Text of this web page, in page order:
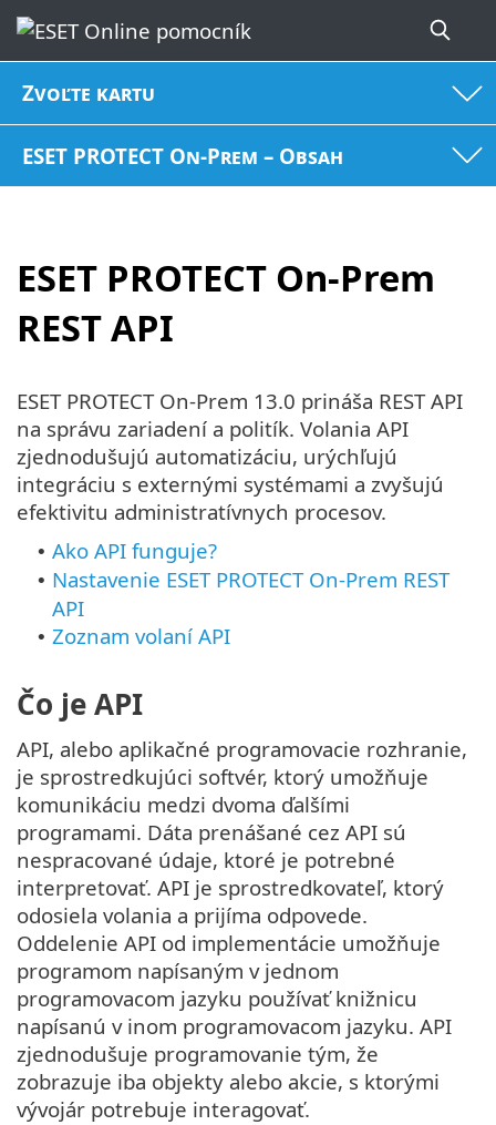
Zvoľte kartu
ESET PROTECT On-Prem – Obsah
ESET PROTECT On-Prem
REST API
ESET PROTECT On-Prem 13.0 prináša REST API
na správu zariadení a politík. Volania API
zjednodušujú automatizáciu, urýchľujú
integráciu s externými systémami a zvyšujú
efektivitu administratívnych procesov.
• Ako API funguje?
• Nastavenie ESET PROTECT On-Prem REST
API
• Zoznam volaní API
Čo je API
API, alebo aplikačné programovacie rozhranie,
je sprostredkujúci softvér, ktorý umožňuje
komunikáciu medzi dvoma ďalšími
programami. Dáta prenášané cez API sú
nespracované údaje, ktoré je potrebné
interpretovať. API je sprostredkovateľ, ktorý
odosiela volania a prijíma odpovede.
Oddelenie API od implementácie umožňuje
programom napísaným v jednom
programovacom jazyku používať knižnicu
napísanú v inom programovacom jazyku. API
zjednodušuje programovanie tým, že
zobrazuje iba objekty alebo akcie, s ktorými
vývojár potrebuje interagovať.